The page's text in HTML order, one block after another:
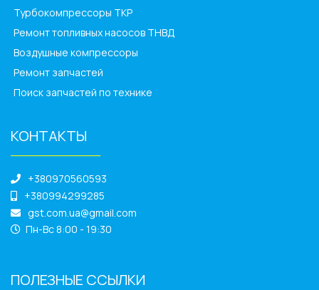
Турбокомпрессоры ТКР
Ремонт топливных насосов ТНВД
Воздушные компрессоры
Ремонт запчастей
Поиск запчастей по технике
КОНТАКТЫ
+380970560593
+380994299285
gst.com.ua@gmail.com
Пн-Вс 8:00 - 19:30
ПОЛЕЗНЫЕ ССЫЛКИ